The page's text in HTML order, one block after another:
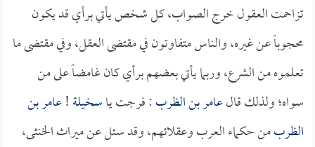
تزاحمت العقول خرج الصواب، كل شخص يأتي برأي قد يكون
محجوباً عن غيره، والناس متفاوتون في مقتضى العقل، وفي مقتضى ما
تعلموه من الشرع، وربما يأتي بعضهم برأي كان غامضاً على من
سواه؛ ولذلك قالعامر بن الظرب: فرجت ياسخيلة!عامر بن
الظربمن حكماء العرب وعقلائهم، وقد سئل عن ميراث الخنثى،